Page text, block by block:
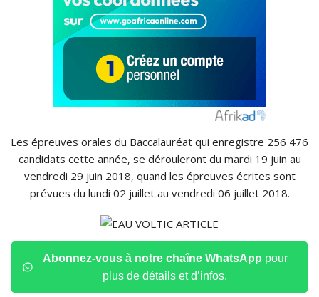
Les épreuves orales du Baccalauréat qui enregistre 256 476
candidats cette année, se dérouleront du mardi 19 juin au
vendredi 29 juin 2018, quand les épreuves écrites sont
prévues du lundi 02 juillet au vendredi 06 juillet 2018.
Abonnez-vous à notre chaîne WhatsApp pour
plus de détails et d’infos.